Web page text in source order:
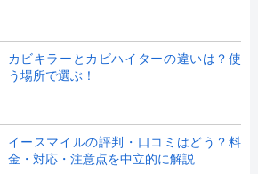
カビキラーとカビハイターの違いは？使
う場所で選ぶ！
イースマイルの評判・口コミはどう？料
金・対応・注意点を中立的に解説